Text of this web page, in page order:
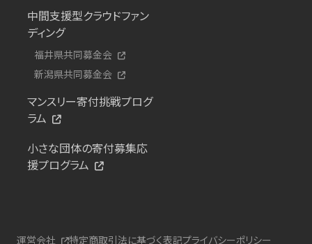
中間支援型クラウドファン
ディング
福井県共同募金会
新潟県共同募金会
マンスリー寄付挑戦プログ
ラム
小さな団体の寄付募集応
援プログラム
運営会社 特定商取引法に基づく表記プライバシーポリシー